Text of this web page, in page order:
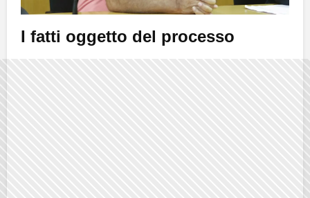
I fatti oggetto del processo